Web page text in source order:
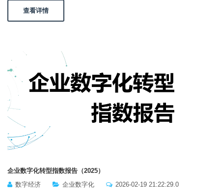
查看详情
企业数字化转型指数报告（2025）
数字经济
企业数字化 2026-02-19 21:22:29.0